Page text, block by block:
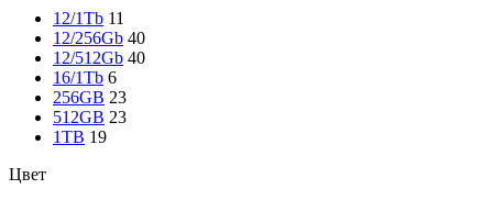
12/1Tb 11
12/256Gb 40
12/512Gb 40
16/1Tb 6
256GB 23
512GB 23
1TB 19
Цвет